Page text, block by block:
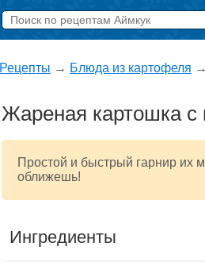
Рецепты → Блюда из картофеля →
Жареная картошка с
Простой и быстрый гарнир их
оближешь!
Ингредиенты